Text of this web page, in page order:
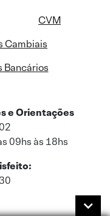
CVM
Cambiais
Bancários
e Orientações
09hs às 18hs